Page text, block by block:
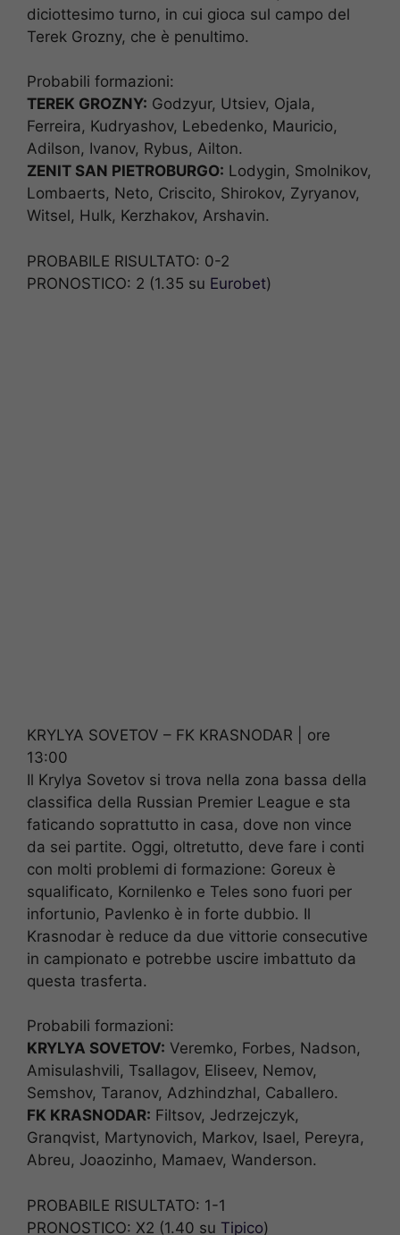
diciottesimo turno, in cui gioca sul campo del
Terek Grozny, che è penultimo.
Probabili formazioni:
TEREK GROZNY: Godzyur, Utsiev, Ojala,
Ferreira, Kudryashov, Lebedenko, Mauricio,
Adilson, Ivanov, Rybus, Ailton.
ZENIT SAN PIETROBURGO: Lodygin, Smolnikov,
Lombaerts, Neto, Criscito, Shirokov, Zyryanov,
Witsel, Hulk, Kerzhakov, Arshavin.
PROBABILE RISULTATO: 0-2
PRONOSTICO: 2 (1.35 su Eurobet)
KRYLYA SOVETOV – FK KRASNODAR | ore
13:00
Il Krylya Sovetov si trova nella zona bassa della
classifica della Russian Premier League e sta
faticando soprattutto in casa, dove non vince
da sei partite. Oggi, oltretutto, deve fare i conti
con molti problemi di formazione: Goreux è
squalificato, Kornilenko e Teles sono fuori per
infortunio, Pavlenko è in forte dubbio. Il
Krasnodar è reduce da due vittorie consecutive
in campionato e potrebbe uscire imbattuto da
questa trasferta.
Probabili formazioni:
KRYLYA SOVETOV: Veremko, Forbes, Nadson,
Amisulashvili, Tsallagov, Eliseev, Nemov,
Semshov, Taranov, Adzhindzhal, Caballero.
FK KRASNODAR: Filtsov, Jedrzejczyk,
Granqvist, Martynovich, Markov, Isael, Pereyra,
Abreu, Joaozinho, Mamaev, Wanderson.
PROBABILE RISULTATO: 1-1
PRONOSTICO: X2 (1.40 su Tipico)